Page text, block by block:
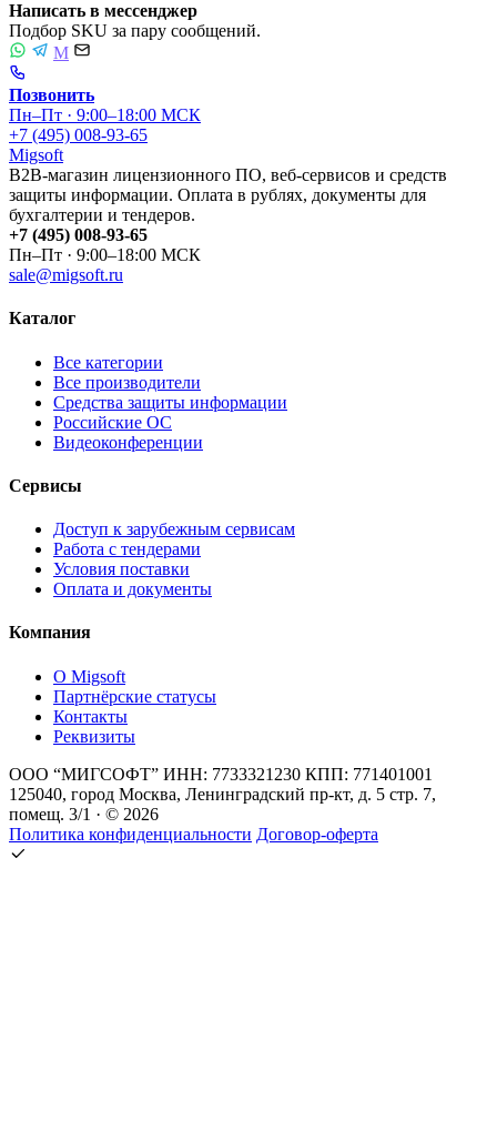
Написать в мессенджер
Подбор SKU за пару сообщений.
M
Позвонить
Пн–Пт · 9:00–18:00 МСК
+7 (495) 008-93-65
Migsoft
B2B-магазин лицензионного ПО, веб-сервисов и средств
защиты информации. Оплата в рублях, документы для
бухгалтерии и тендеров.
+7 (495) 008-93-65
Пн–Пт · 9:00–18:00 МСК
sale@migsoft.ru
Каталог
Все категории
Все производители
Средства защиты информации
Российские ОС
Видеоконференции
Сервисы
Доступ к зарубежным сервисам
Работа с тендерами
Условия поставки
Оплата и документы
Компания
О Migsoft
Партнёрские статусы
Контакты
Реквизиты
ООО “МИГСОФТ” ИНН: 7733321230 КПП: 771401001
125040, город Москва, Ленинградский пр-кт, д. 5 стр. 7,
помещ. 3/1 · © 2026
Политика конфиденциальности Договор-оферта